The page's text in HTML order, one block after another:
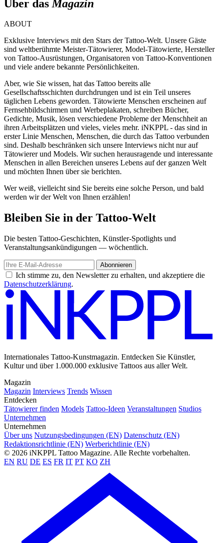
Über das Magazin
ABOUT
Exklusive Interviews mit den Stars der Tattoo-Welt. Unsere Gäste
sind weltberühmte Meister-Tätowierer, Model-Tätowierte, Hersteller
von Tattoo-Ausrüstungen, Organisatoren von Tattoo-Konventionen
und viele andere bekannte Persönlichkeiten.
Aber, wie Sie wissen, hat das Tattoo bereits alle
Gesellschaftsschichten durchdrungen und ist ein Teil unseres
täglichen Lebens geworden. Tätowierte Menschen erscheinen auf
Fernsehbildschirmen und Werbeplakaten, schreiben Bücher,
Gedichte, Musik, lösen verschiedene Probleme der Menschheit an
ihren Arbeitsplätzen und vieles, vieles mehr. iNKPPL - das sind in
erster Linie Menschen, Menschen, die durch das Tattoo verbunden
sind. Deshalb beschränken sich unsere Interviews nicht nur auf
Tätowierer und Models. Wir suchen herausragende und interessante
Menschen in allen Bereichen unseres Lebens auf der ganzen Welt
und möchten Ihnen über sie berichten.
Wer weiß, vielleicht sind Sie bereits eine solche Person, und bald
werden wir der Welt von Ihnen erzählen!
Bleiben Sie in der Tattoo-Welt
Die besten Tattoo-Geschichten, Künstler-Spotlights und
Veranstaltungsankündigungen — wöchentlich.
Abonnieren
Ich stimme zu, den Newsletter zu erhalten, und akzeptiere die
Datenschutzerklärung.
Internationales Tattoo-Kunstmagazin. Entdecken Sie Künstler,
Kultur und über 1.000.000 exklusive Tattoos aus aller Welt.
Magazin
Magazin Interviews Trends Wissen
Entdecken
Tätowierer finden Models Tattoo-Ideen Veranstaltungen Studios
Unternehmen
Unternehmen
Über uns Nutzungsbedingungen (EN) Datenschutz (EN)
Redaktionsrichtlinie (EN) Werberichtlinie (EN)
© 2026 iNKPPL Tattoo Magazine. Alle Rechte vorbehalten.
EN RU DE ES FR IT PT KO ZH